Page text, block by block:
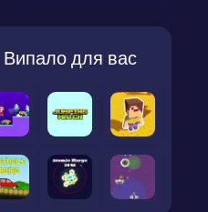
Випало для вас